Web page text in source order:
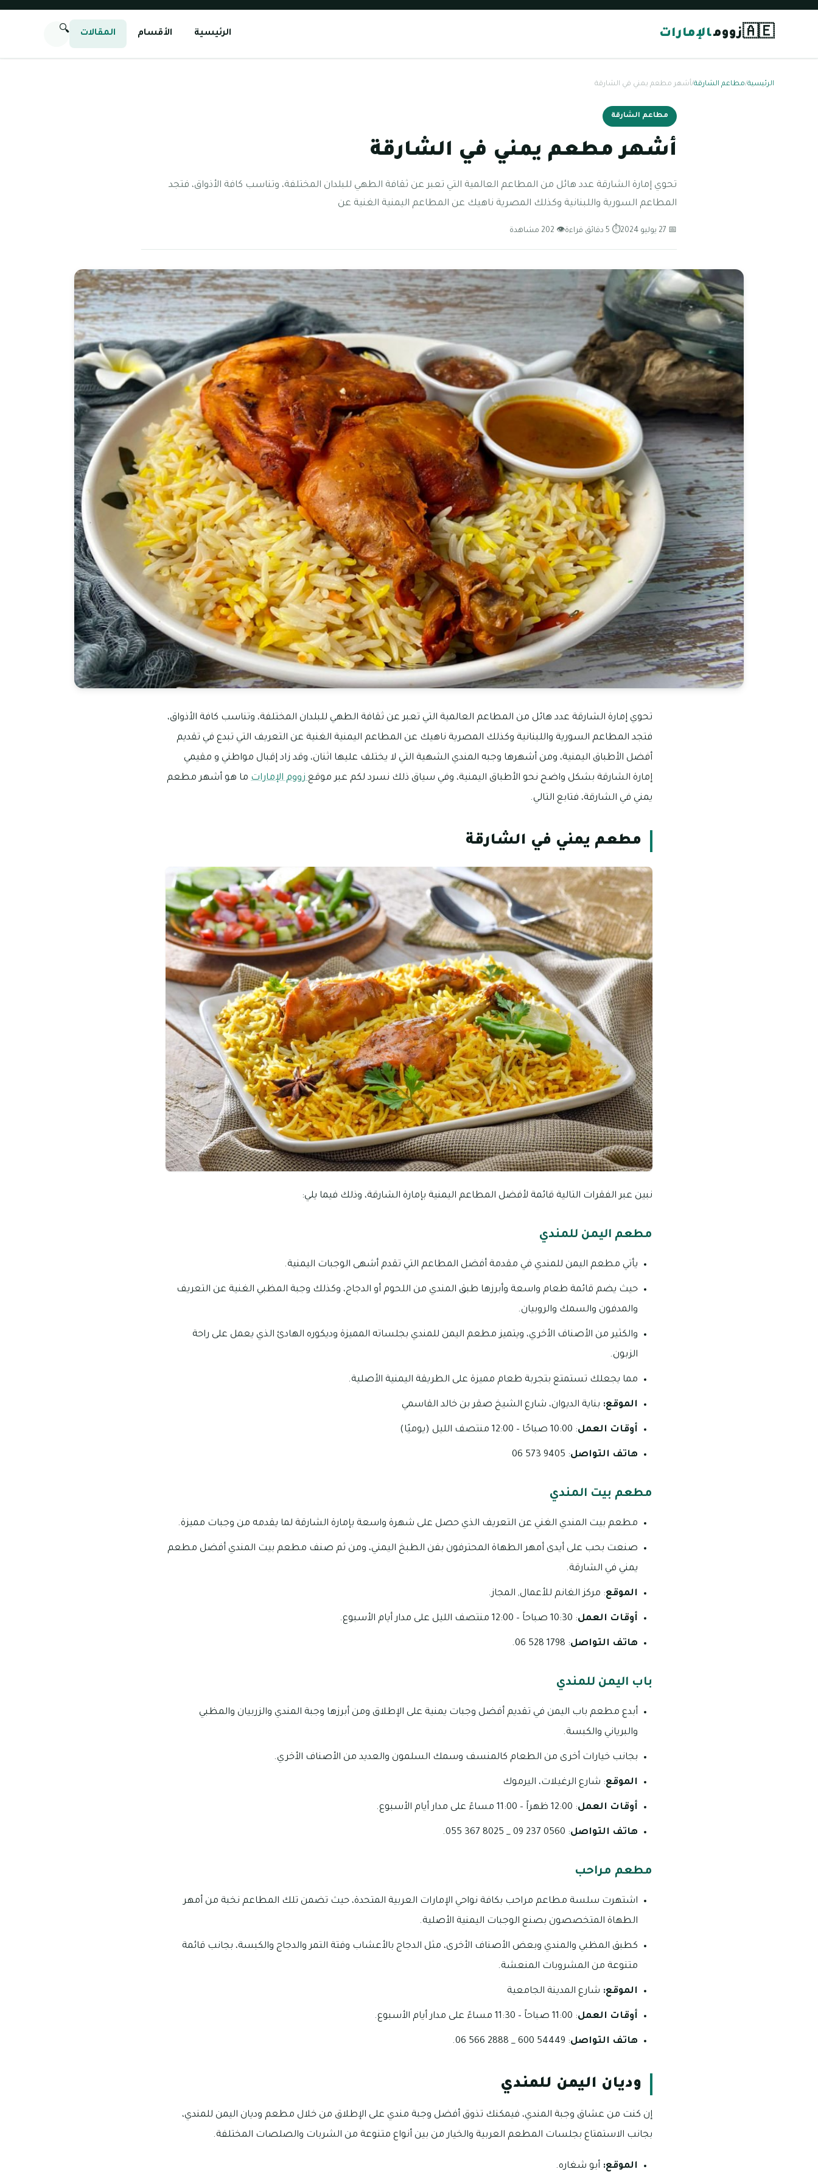
🇦🇪زوومالإمارات الرئيسية الأقسام المقالات 🔍
الرئيسية/مطاعم الشارقة/أشهر مطعم يمني في الشارقة
مطاعم الشارقة
أشهر مطعم يمني في الشارقة
تحوي إمارة الشارقة عدد هائل من المطاعم العالمية التي تعبر عن ثقافة الطهي للبلدان المختلفة، وتناسب كافة الأذواق، فتجد
المطاعم السورية واللبنانية وكذلك المصرية ناهيك عن المطاعم اليمنية الغنية عن
📅 27 يوليو 2024 ⏱ 5 دقائق قراءة 👁 202 مشاهدة
تحوي إمارة الشارقة عدد هائل من المطاعم العالمية التي تعبر عن ثقافة الطهي للبلدان المختلفة، وتناسب كافة الأذواق،
فتجد المطاعم السورية واللبنانية وكذلك المصرية ناهيك عن المطاعم اليمنية الغنية عن التعريف التي تبدع في تقديم
أفضل الأطباق اليمنية، ومن أشهرها وجبه المندي الشهية التي لا يختلف عليها اثنان، وقد زاد إقبال مواطني و مقيمي
إمارة الشارقة بشكل واضح نحو الأطباق اليمنية، وفي سياق ذلك نسرد لكم عبر موقعزووم الإمارات ما هو أشهر مطعم
يمني في الشارقة، فتابع التالي.
مطعم يمني في الشارقة
نبين عبر الفقرات التالية قائمة لأفضل المطاعم اليمنية بإمارة الشارقة، وذلك فيما يلي:
مطعم اليمن للمندي
يأتي مطعم اليمن للمندي في مقدمة أفضل المطاعم التي تقدم أشهى الوجبات اليمنية.
حيث يضم قائمة طعام واسعة وأبرزها طبق المندي من اللحوم أو الدجاج، وكذلك وجبة المظبي الغنية عن التعريف
والمدفون والسمك والروبيان.
والكثير من الأصناف الأخري، ويتميز مطعم اليمن للمندي بجلساته المميزة وديكوره الهادئ الذي يعمل على راحة
الزبون.
مما يجعلك تستمتع بتجربة طعام مميزة على الطريقة اليمنية الأصلية.
الموقع: بناية الديوان، شارع الشيخ صقر بن خالد القاسمي
أوقات العمل: 10:00 صباحًا – 12:00 منتصف الليل (يوميًا)
هاتف التواصل: 9405 573 06
مطعم بيت المندي
مطعم بيت المندي الغني عن التعريف الذي حصل على شهرة واسعة بإمارة الشارقة لما يقدمه من وجبات مميزة.
صنعت بحب على أيدى أمهر الطهاة المحترفون بفن الطبخ اليمني، ومن ثم صنف مطعم بيت المندي أفضل مطعم
يمني في الشارقة.
الموقع: مركز الغانم للأعمال, المجاز.
أوقات العمل: 10:30 صباحاً – 12:00 منتصف الليل على مدار أيام الأسبوع.
هاتف التواصل: 1798 528 06.
باب اليمن للمندي
أبدع مطعم باب اليمن في تقديم أفضل وجبات يمنية على الإطلاق ومن أبرزها وجبة المندي والزربيان والمظبي
والبرياني والكبسة.
بجانب خيارات أخرى من الطعام كالمنسف وسمك السلمون والعديد من الأصناف الأخري.
الموقع: شارع الرغيلات، اليرموك
أوقات العمل: 12:00 ظهراً – 11:00 مساءً على مدار أيام الأسبوع.
هاتف التواصل: 0560 237 09 _ 8025 367 055.
مطعم مراحب
اشتهرت سلسة مطاعم مراحب بكافة نواحي الإمارات العربية المتحدة، حيث تضمن تلك المطاعم نخبة من أمهر
الطهاة المتخصصون بصنع الوجبات اليمنية الأصلية.
كطبق المظبي والمندي وبعض الأصناف الأخرى، مثل الدجاج بالأعشاب وفتة التمر والدجاج والكبسة، بجانب قائمة
متنوعة من المشروبات المنعشة.
الموقع: شارع المدينة الجامعية
أوقات العمل: 11:00 صباحاً – 11:30 مساءً على مدار أيام الأسبوع.
هاتف التواصل: 54449 600 _ 2888 566 06.
وديان اليمن للمندي
إن كنت من عشاق وجبة المندي، فيمكنك تذوق أفضل وجبة مندي على الإطلاق من خلال مطعم وديان اليمن للمندي،
بجانب الاستمتاع بجلسات المطعم العربية والخيار من بين أنواع متنوعة من الشربات والصلصات المختلفة.
الموقع: أبو شغاره.